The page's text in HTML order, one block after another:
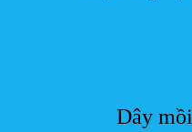
Dây mồi